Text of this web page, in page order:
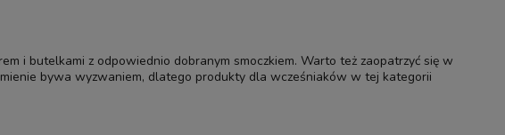
i butelkami z odpowiednio dobranym smoczkiem. Warto też zaopatrzyć się w
bywa wyzwaniem, dlatego produkty dla wcześniaków w tej kategorii